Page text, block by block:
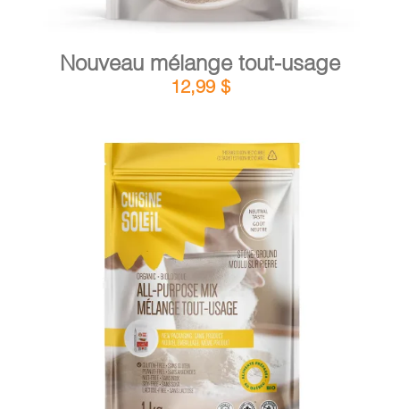
Nouveau mélange tout-usage
12,99 $
AJOUTER AU PANIER / DÉTAILS